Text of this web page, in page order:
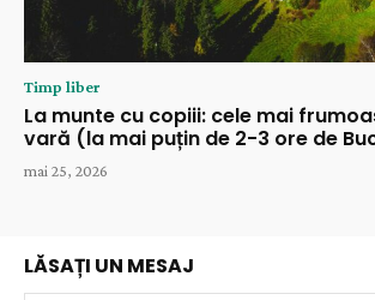
Timp liber
La munte cu copiii: cele mai
vară (la mai puțin de 2-3 ore de
mai 25, 2026
LĂSAȚI UN MESAJ